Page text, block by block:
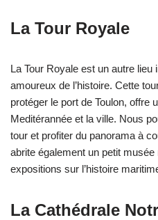
La Tour Royale
La Tour Royale est un autre lieu
amoureux de l’histoire. Cette
protéger le port de Toulon, offre
Meditérannée et la ville. Nous
tour et profiter du panorama à
abrite également un petit
expositions sur l’histoire
La Cathédrale